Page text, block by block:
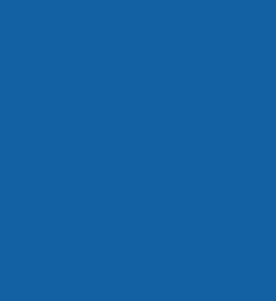
Tecnologia em Estética e Cosmética desta
Tecnologia em Estética e Cosmética desta